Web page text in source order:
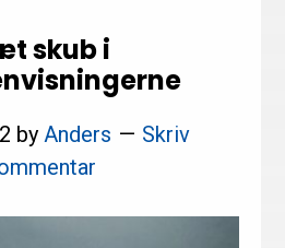
skub i
by Anders
Skriv